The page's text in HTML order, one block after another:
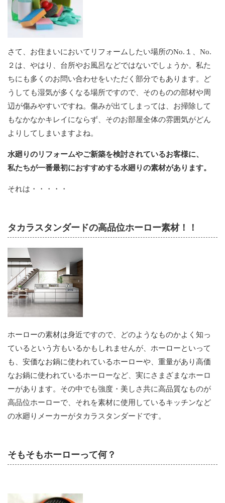
さて、お住まいにおいてリフォームしたい場所のNo.１、No.
２は、やはり、台所やお風呂などではないでしょうか。私た
ちにも多くのお問い合わせをいただく部分でもあります。ど
うしても湿気が多くなる場所ですので、そのものの部材や周
辺が傷みやすいですね。傷みが出てしまっては、お掃除して
もなかなかキレイにならず、そのお部屋全体の雰囲気がどん
よりしてしまいますよね。
水廻りのリフォームやご新築を検討されているお客様に、
私たちが一番最初におすすめする水廻りの素材があります。
それは・・・・・
タカラスタンダードの高品位ホーロー素材！！
ホーローの素材は身近ですので、どのようなものかよく知っ
ているという方もいるかもしれませんが、ホーローといって
も、安価なお鍋に使われているホーローや、重量があり高価
なお鍋に使われているホーローなど、実にさまざまなホーロ
ーがあります。その中でも強度・美しさ共に高品質なものが
高品位ホーローで、それを素材に使用しているキッチンなど
の水廻りメーカーがタカラスタンダードです。
そもそもホーローって何？